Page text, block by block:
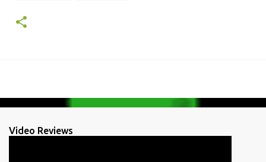
Video Reviews